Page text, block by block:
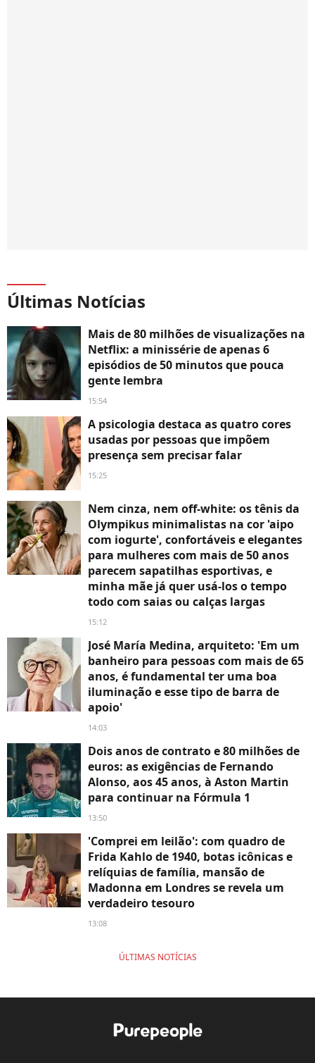
Últimas Notícias
Mais de 80 milhões de visualizações na
Netflix: a minissérie de apenas 6
episódios de 50 minutos que pouca
gente lembra
15:54
A psicologia destaca as quatro cores
usadas por pessoas que impõem
presença sem precisar falar
15:25
Nem cinza, nem off-white: os tênis da
Olympikus minimalistas na cor 'aipo
com iogurte', confortáveis e elegantes
para mulheres com mais de 50 anos
parecem sapatilhas esportivas, e
minha mãe já quer usá-los o tempo
todo com saias ou calças largas
15:12
José María Medina, arquiteto: 'Em um
banheiro para pessoas com mais de 65
anos, é fundamental ter uma boa
iluminação e esse tipo de barra de
apoio'
14:03
Dois anos de contrato e 80 milhões de
euros: as exigências de Fernando
Alonso, aos 45 anos, à Aston Martin
para continuar na Fórmula 1
13:50
'Comprei em leilão': com quadro de
Frida Kahlo de 1940, botas icônicas e
relíquias de família, mansão de
Madonna em Londres se revela um
verdadeiro tesouro
13:08
ÚLTIMAS NOTÍCIAS